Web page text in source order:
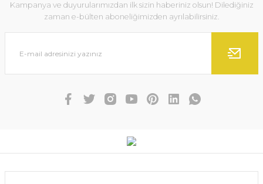
Kampanya ve duyurularımızdan ilk sizin haberiniz olsun! Dilediğiniz
zaman e-bülten aboneliğimizden ayrılabilirsiniz.